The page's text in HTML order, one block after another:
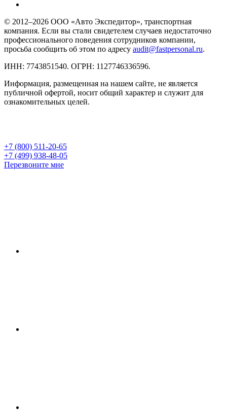
© 2012–2026 ООО «Авто Экспедитор», транспортная
компания. Если вы стали свидетелем случаев недостаточно
профессионального поведения сотрудников компании,
просьба сообщить об этом по адресу audit@fastpersonal.ru.
ИНН: 7743851540. ОГРН: 1127746336596.
Информация, размещенная на нашем сайте, не является
публичной офертой, носит общий характер и служит для
ознакомительных целей.
+7 (800) 511-20-65
+7 (499) 938-48-05
Перезвоните мне